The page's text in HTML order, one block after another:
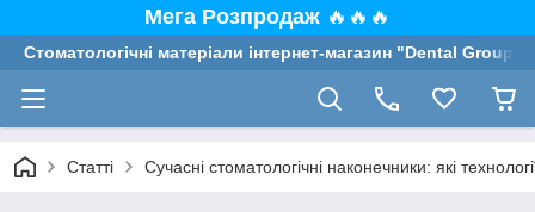
Мега Розпродаж 🔥🔥🔥
Стоматологічні матеріали інтернет-магазин "Dental Group"
Статті Сучасні стоматологічні наконечники: які